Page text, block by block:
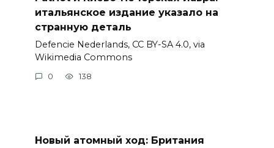
итальянское издание указало на
странную деталь
Defencie Nederlands, CC BY-SA 4.0, via
Wikimedia Commons
0 138
Новый атомный ход: Британия